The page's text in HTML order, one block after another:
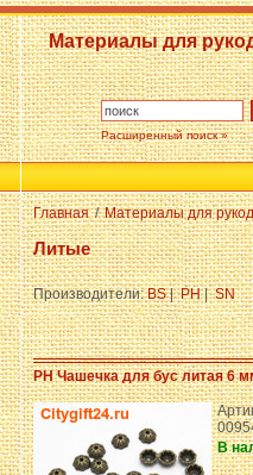
Материалы для
Расширенный поиск »
Главная / Материалы для
Литые
Производители:BS| PH| SN
PH Чашечка для бус литая 6
В